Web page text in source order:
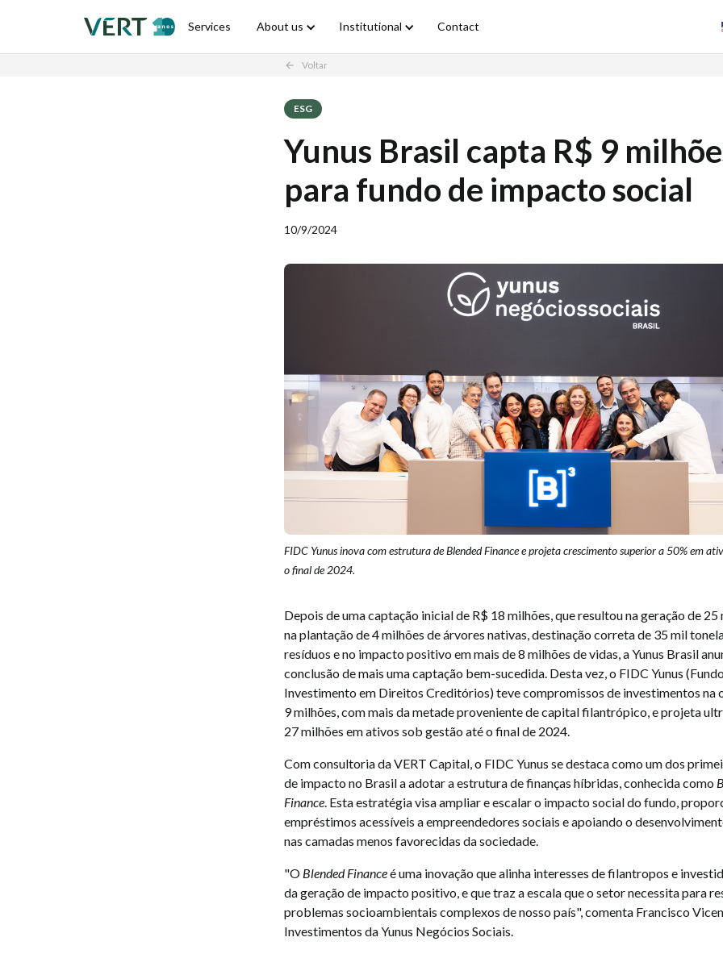
Services About us Institutional Contact
arrow_back Voltar
ESG
Yunus Brasil capta R$ 9
para fundo de impacto social
10/9/2024
FIDC Yunus inova com estrutura de Blended Finance e projeta crescimento superior a 50% em
o final de 2024.
Depois de uma captação inicial de R$ 18 milhões, que resultou na geração de
na plantação de 4 milhões de árvores nativas, destinação correta de 35 mil
resíduos e no impacto positivo em mais de 8 milhões de vidas, a Yunus Brasil
conclusão de mais uma captação bem-sucedida. Desta vez, o FIDC Yunus
Investimento em Direitos Creditórios) teve compromissos de investimentos na
9 milhões, com mais da metade proveniente de capital filantrópico, e projeta
27 milhões em ativos sob gestão até o final de 2024.
Com consultoria da VERT Capital, o FIDC Yunus se destaca como um dos
de impacto no Brasil a adotar a estrutura de finanças híbridas, conhecida como
Finance. Esta estratégia visa ampliar e escalar o impacto social do fundo,
empréstimos acessíveis a empreendedores sociais e apoiando o
nas camadas menos favorecidas da sociedade.
"O Blended Financeé uma inovação que alinha interesses de filantropos e
da geração de impacto positivo, e que traz a escala que o setor necessita para
problemas socioambientais complexos de nosso país", comenta Francisco
Investimentos da Yunus Negócios Sociais.